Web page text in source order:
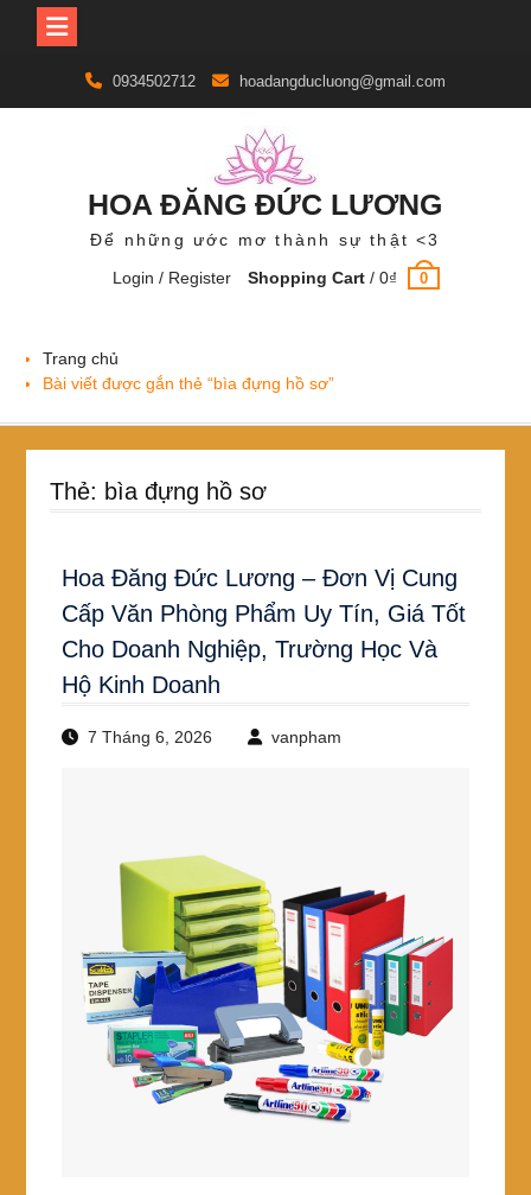
content
0934502712 hoadangducluong@gmail.com
HOA ĐĂNG ĐỨC LƯƠNG
Để những ước mơ thành sự thật <3
Login / Register
Shopping Cart /0₫ 0
Trang chủ
Bài viết được gắn thẻ “bìa đựng hồ sơ”
Thẻ: bìa đựng hồ sơ
Hoa Đăng Đức Lương – Đơn Vị Cung
Cấp Văn Phòng Phẩm Uy Tín, Giá Tốt
Cho Doanh Nghiệp, Trường Học Và
Hộ Kinh Doanh
7 Tháng 6, 2026 vanpham